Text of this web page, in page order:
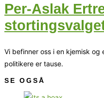
Per-Aslak
Vi befinner oss i en kjemisk
politikere er tause.
SE OGSÅ